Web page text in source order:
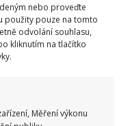
nebo proveďte
použity pouze na tomto
odvolání souhlasu,
kliknutím na tlačítko
Měření výkonu